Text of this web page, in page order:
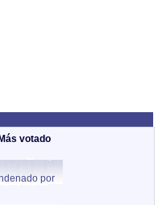
votado
por